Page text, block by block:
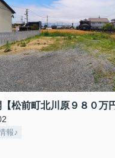
松前町北川原９８０万
報♪